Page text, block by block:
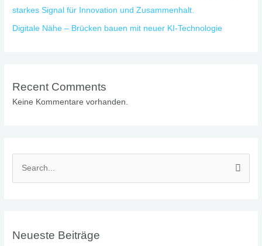
starkes Signal für Innovation und Zusammenhalt.
Digitale Nähe – Brücken bauen mit neuer KI-Technologie
Recent Comments
Keine Kommentare vorhanden.
e
Neueste Beiträge